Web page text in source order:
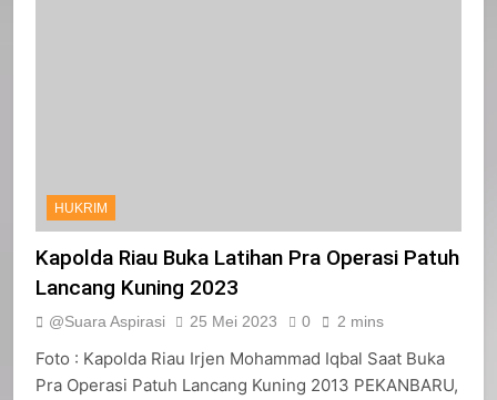
HUKRIM
Kapolda Riau Buka Latihan Pra Operasi Patuh
Lancang Kuning 2023
@Suara Aspirasi 25 Mei 2023 0 2 mins
Foto : Kapolda Riau Irjen Mohammad Iqbal Saat Buka
Pra Operasi Patuh Lancang Kuning 2013 PEKANBARU,